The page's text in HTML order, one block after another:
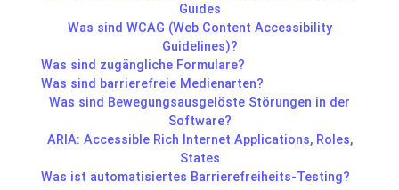
Guides
Was sind WCAG (Web Content Accessibility
Guidelines)?
Was sind zugängliche Formulare?
Was sind barrierefreie Medienarten?
Was sind Bewegungsausgelöste Störungen in der
Software?
ARIA: Accessible Rich Internet Applications, Roles,
States
Was ist automatisiertes Barrierefreiheits-Testing?